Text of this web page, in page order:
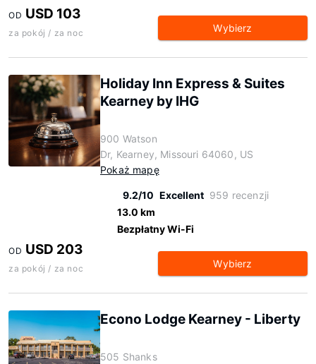
OD USD 103
za pokój / za noc Wybierz
Holiday Inn Express & Suites
Kearney by IHG
900 Watson
Dr, Kearney, Missouri 64060, US
Pokaż mapę
9.2/10 Excellent 959 recenzji
13.0 km
Bezpłatny Wi-Fi
OD USD 203
za pokój / za noc Wybierz
Econo Lodge Kearney - Liberty
505 Shanks